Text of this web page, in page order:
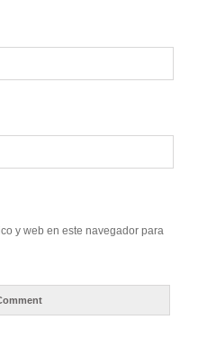
y web en este navegador para